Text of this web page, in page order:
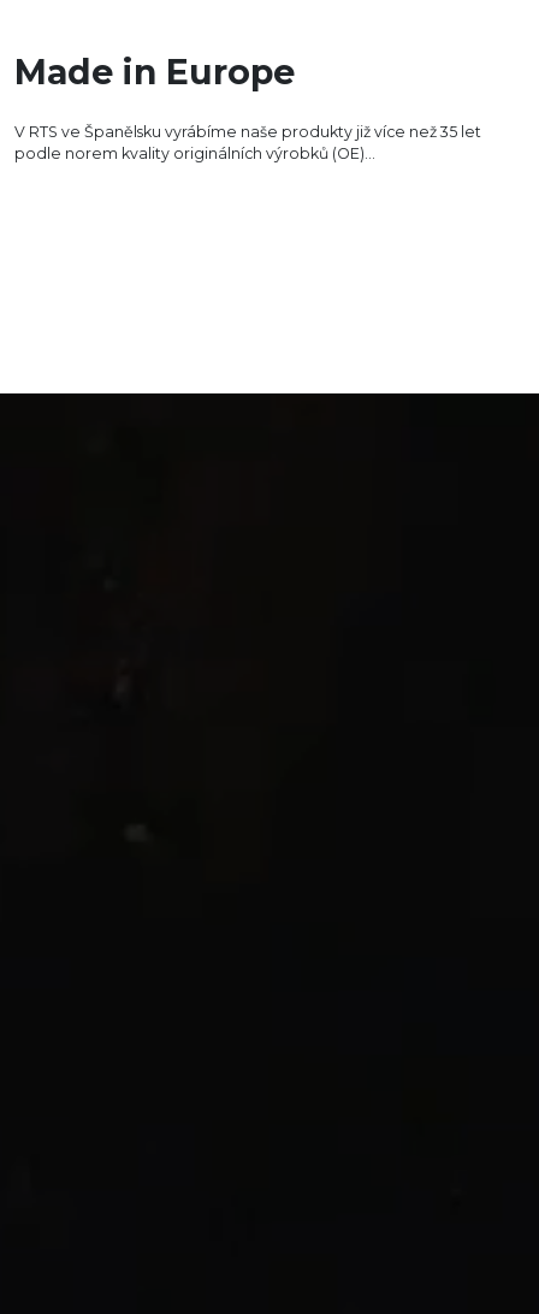
Made in Europe
V RTS ve Španělsku vyrábíme naše produkty již více než 35 let
podle norem kvality originálních výrobků (OE)...